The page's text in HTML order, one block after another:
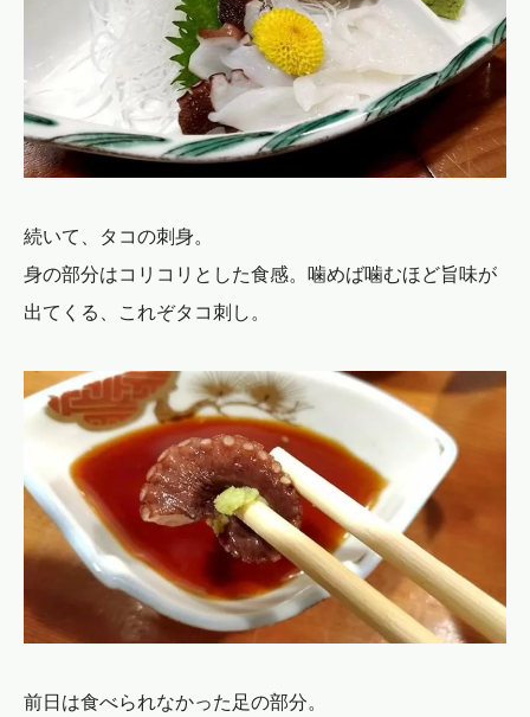
続いて、タコの刺身。
身の部分はコリコリとした食感。噛めば噛むほど旨味が
出てくる、これぞタコ刺し。
前日は食べられなかった足の部分。